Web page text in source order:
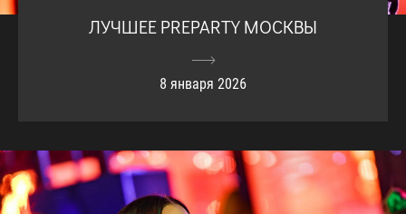
ЛУЧШЕЕ PREPARTY МОСКВЫ
8 января 2026